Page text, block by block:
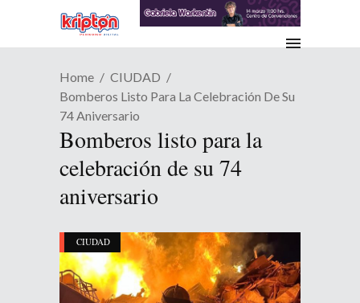
Home
CIUDAD
Bomberos Listo Para La Celebración De Su
74 Aniversario
Bomberos listo para la
celebración de su 74
aniversario
CIUDAD